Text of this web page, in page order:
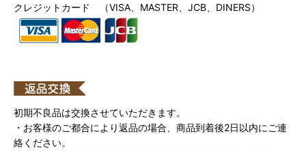
クレジットカード （VISA、MASTER、JCB、DINERS）
初期不良品は交換させていただきます。
・お客様のご都合により返品の場合、商品到着後2日以内にご連
絡ください。